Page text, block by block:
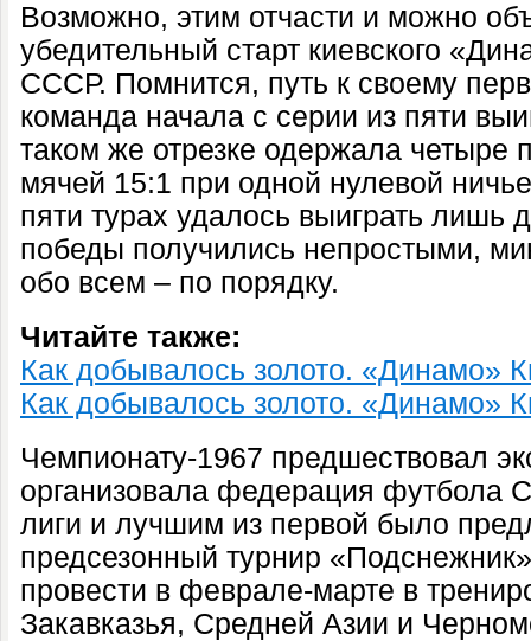
Возможно, этим отчасти и можно
убедительный старт киевского
СССР. Помнится, путь к своему
команда начала с серии из пяти
таком же отрезке одержала
мячей 15:1 при одной нулевой
пяти турах удалось выиграть лишь
победы получились непростыми,
обо всем – по порядку.
Читайте также:
Как добывалось золото. «Динамо»
Как добывалось золото. «Динамо»
Чемпионату-1967 предшествовал
организовала федерация
лиги и лучшим из первой было
предсезонный турнир
провести в феврале-марте в
Закавказья, Средней Азии и